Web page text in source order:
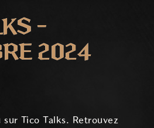
-
2024
sur Tico Talks. Retrouvez